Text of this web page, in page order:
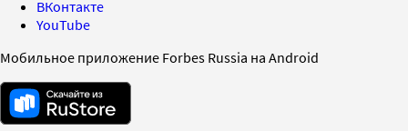
ВКонтакте
YouTube
Мобильное приложение Forbes Russia на Android